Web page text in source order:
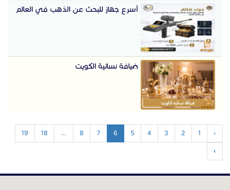
أسرع جهاز للبحث عن الذهب في العالم
ضيافة نسائية الكويت
‹
1
2
3
4
5
6
7
8
...
18
19
›